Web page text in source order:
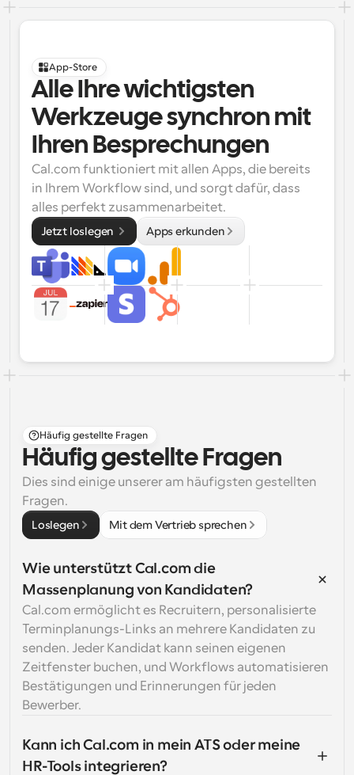
App-Store
Alle Ihre wichtigsten
Werkzeuge synchron mit
Ihren Besprechungen
Cal.com funktioniert mit allen Apps, die bereits
in Ihrem Workflow sind, und sorgt dafür, dass
alles perfekt zusammenarbeitet.
Jetzt loslegen Apps erkunden
Häufig gestellte Fragen
Häufig gestellte Fragen
Dies sind einige unserer am häufigsten gestellten
Fragen.
Loslegen Mit dem Vertrieb sprechen
Wie unterstützt Cal.com die
Massenplanung von Kandidaten?
Cal.com ermöglicht es Recruitern, personalisierte
Terminplanungs-Links an mehrere Kandidaten zu
senden. Jeder Kandidat kann seinen eigenen
Zeitfenster buchen, und Workflows automatisieren
Bestätigungen und Erinnerungen für jeden
Bewerber.
Kann ich Cal.com in mein ATS oder meine
HR-Tools integrieren?